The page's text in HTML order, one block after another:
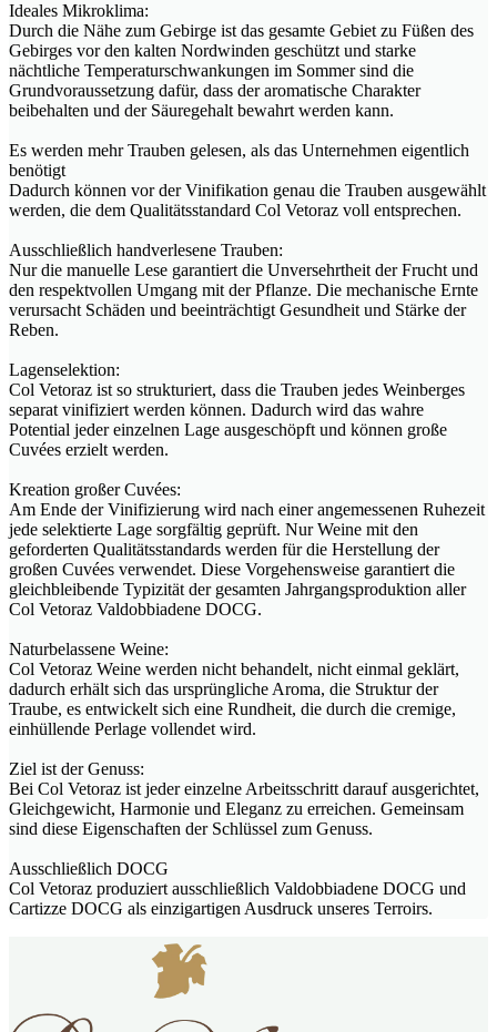
Ideales Mikroklima:
Durch die Nähe zum Gebirge ist das gesamte Gebiet zu Füßen des
Gebirges vor den kalten Nordwinden geschützt und starke
nächtliche Temperaturschwankungen im Sommer sind die
Grundvoraussetzung dafür, dass der aromatische Charakter
beibehalten und der Säuregehalt bewahrt werden kann.
Es werden mehr Trauben gelesen, als das Unternehmen eigentlich
benötigt
Dadurch können vor der Vinifikation genau die Trauben ausgewählt
werden, die dem Qualitätsstandard Col Vetoraz voll entsprechen.
Ausschließlich handverlesene Trauben:
Nur die manuelle Lese garantiert die Unversehrtheit der Frucht und
den respektvollen Umgang mit der Pflanze. Die mechanische Ernte
verursacht Schäden und beeinträchtigt Gesundheit und Stärke der
Reben.
Lagenselektion:
Col Vetoraz ist so strukturiert, dass die Trauben jedes Weinberges
separat vinifiziert werden können. Dadurch wird das wahre
Potential jeder einzelnen Lage ausgeschöpft und können große
Cuvées erzielt werden.
Kreation großer Cuvées:
Am Ende der Vinifizierung wird nach einer angemessenen Ruhezeit
jede selektierte Lage sorgfältig geprüft. Nur Weine mit den
geforderten Qualitätsstandards werden für die Herstellung der
großen Cuvées verwendet. Diese Vorgehensweise garantiert die
gleichbleibende Typizität der gesamten Jahrgangsproduktion aller
Col Vetoraz Valdobbiadene DOCG.
Naturbelassene Weine:
Col Vetoraz Weine werden nicht behandelt, nicht einmal geklärt,
dadurch erhält sich das ursprüngliche Aroma, die Struktur der
Traube, es entwickelt sich eine Rundheit, die durch die cremige,
einhüllende Perlage vollendet wird.
Ziel ist der Genuss:
Bei Col Vetoraz ist jeder einzelne Arbeitsschritt darauf ausgerichtet,
Gleichgewicht, Harmonie und Eleganz zu erreichen. Gemeinsam
sind diese Eigenschaften der Schlüssel zum Genuss.
Ausschließlich DOCG
Col Vetoraz produziert ausschließlich Valdobbiadene DOCG und
Cartizze DOCG als einzigartigen Ausdruck unseres Terroirs.